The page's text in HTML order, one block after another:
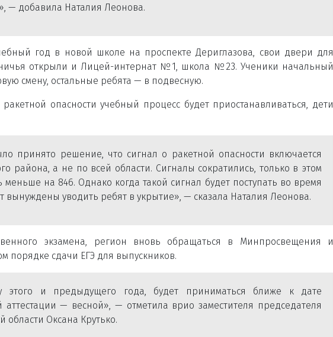
— добавила Наталия Леонова.
год в новой школе на проспекте Дериглазова, свои двери для
открыли и Лицей-интернат №1, школа №23. Ученики начальный
смену, остальные ребята — в подвесную.
опасности учебный процесс будет приостанавливаться, дети
принято решение, что сигнал о ракетной опасности включается
района, а не по всей области. Сигналы сократились, только в этом
меньше на 846. Однако когда такой сигнал будет поступать во время
вынуждены уводить ребят в укрытие», — сказала Наталия Леонова.
экзамена, регион вновь обращаться в Минпросвещения и
порядке сдачи ЕГЭ для выпускников.
этого и предыдущего года, будет приниматься ближе к дате
аттестации — весной», — отметила врио заместителя председателя
области Оксана Крутько.